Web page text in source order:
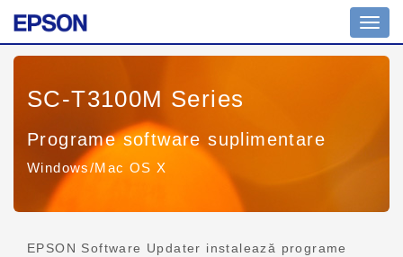
SC-T3100M Series
Programe software suplimentare
Windows/Mac OS X
EPSON Software Updater instalează programe